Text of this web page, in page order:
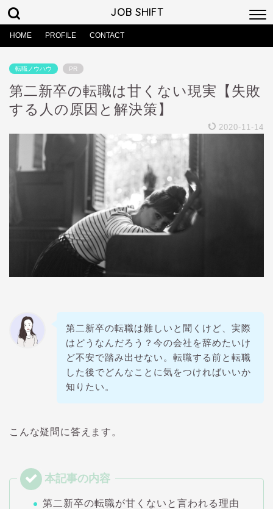
JOB SHIFT
HOME PROFILE CONTACT
転職ノウハウ PR
第二新卒の転職は甘くない現実【失敗
する人の原因と解決策】
2020-11-14
第二新卒の転職は難しいと聞くけど、実際
はどうなんだろう？今の会社を辞めたいけ
ど不安で踏み出せない。転職する前と転職
した後でどんなことに気をつければいいか
知りたい。
こんな疑問に答えます。
第二新卒の転職が甘くないと言われる理由